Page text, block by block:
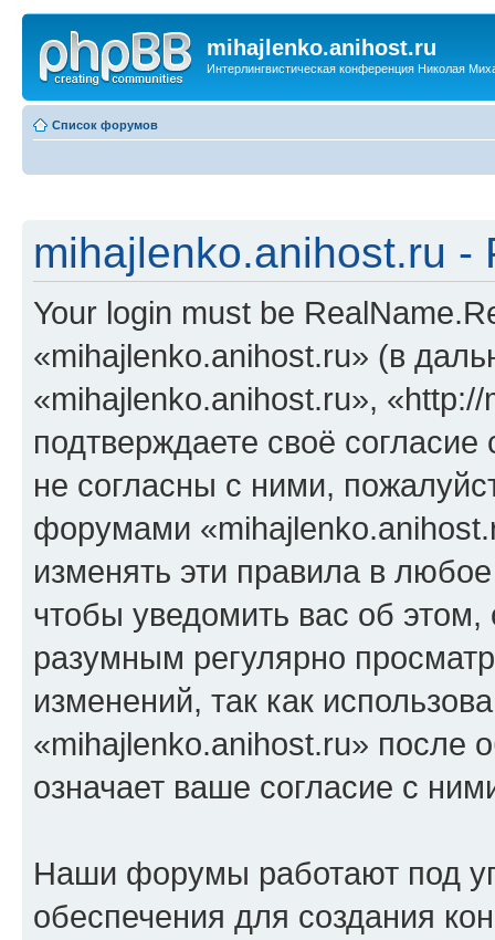
mihajlenko.anihost.ru
Интерлингвистическая конференция Николая
Список форумов
mihajlenko.anihost.ru -
Your login must be
«mihajlenko.anihost.ru» (в
«mihajlenko.anihost.ru»,
подтверждаете своё
не согласны с ними,
форумами
изменять эти правила в
чтобы уведомить вас об
разумным регулярно
изменений, так как
«mihajlenko.anihost.ru» после
означает ваше согласие с
Наши форумы работают под
обеспечения для создания